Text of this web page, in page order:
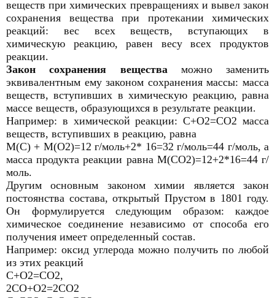
веществ при химических превращениях и вывел закон
сохранения вещества при протекании химических
реакций: вес всех веществ, вступающих в
химическую реакцию, равен весу всех продуктов
реакции.
Закон сохранения веществаможно заменить
эквивалентным ему законом сохранения массы: масса
веществ, вступивших в химическую реакцию, равна
массе веществ, образующихся в результате реакции.
Например: в химической реакции: С+О2=СО2 масса
веществ, вступивших в реакцию, равна
М(С) + М(О2)=12 г/моль+2* 16=32 г/моль=44 г/моль, а
масса продукта реакции равна М(СО2)=12+2*16=44 г/
моль.
Другим основным законом химии является закон
постоянства состава, открытый Прустом в 1801 году.
Он формулируется следующим образом: каждое
химическое соединение независимо от способа его
получения имеет определенный состав.
Например: оксид углерода можно получить по любой
из этих реакций
С+О2=СО2,
2СО+О2=2СО2